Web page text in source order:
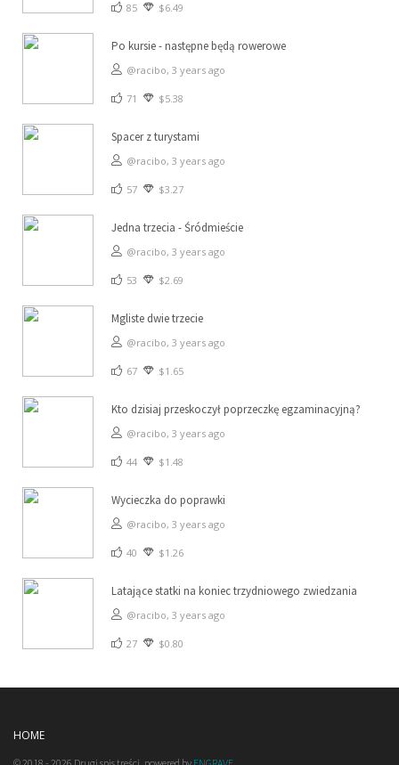
85 $6.49
Po kursie - następne będą rowerowe
@racibo, 3 years ago
71 $5.38
Spacer z turystami
@racibo, 3 years ago
57 $3.27
Jedna trzecia - Śródmieście
@racibo, 3 years ago
53 $2.69
Mgliste dwie trzecie
@racibo, 3 years ago
67 $1.65
Kto dzisiaj przeskoczył poprzeczkę egzaminacyjną?
@racibo, 3 years ago
44 $1.48
Wycieczka do poprawki
@racibo, 3 years ago
40 $1.26
Latające statki na koniec trzydniowego zwiedzania
@racibo, 3 years ago
27 $0.80
HOME